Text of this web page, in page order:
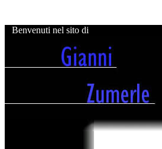
Benvenuti nel sito di